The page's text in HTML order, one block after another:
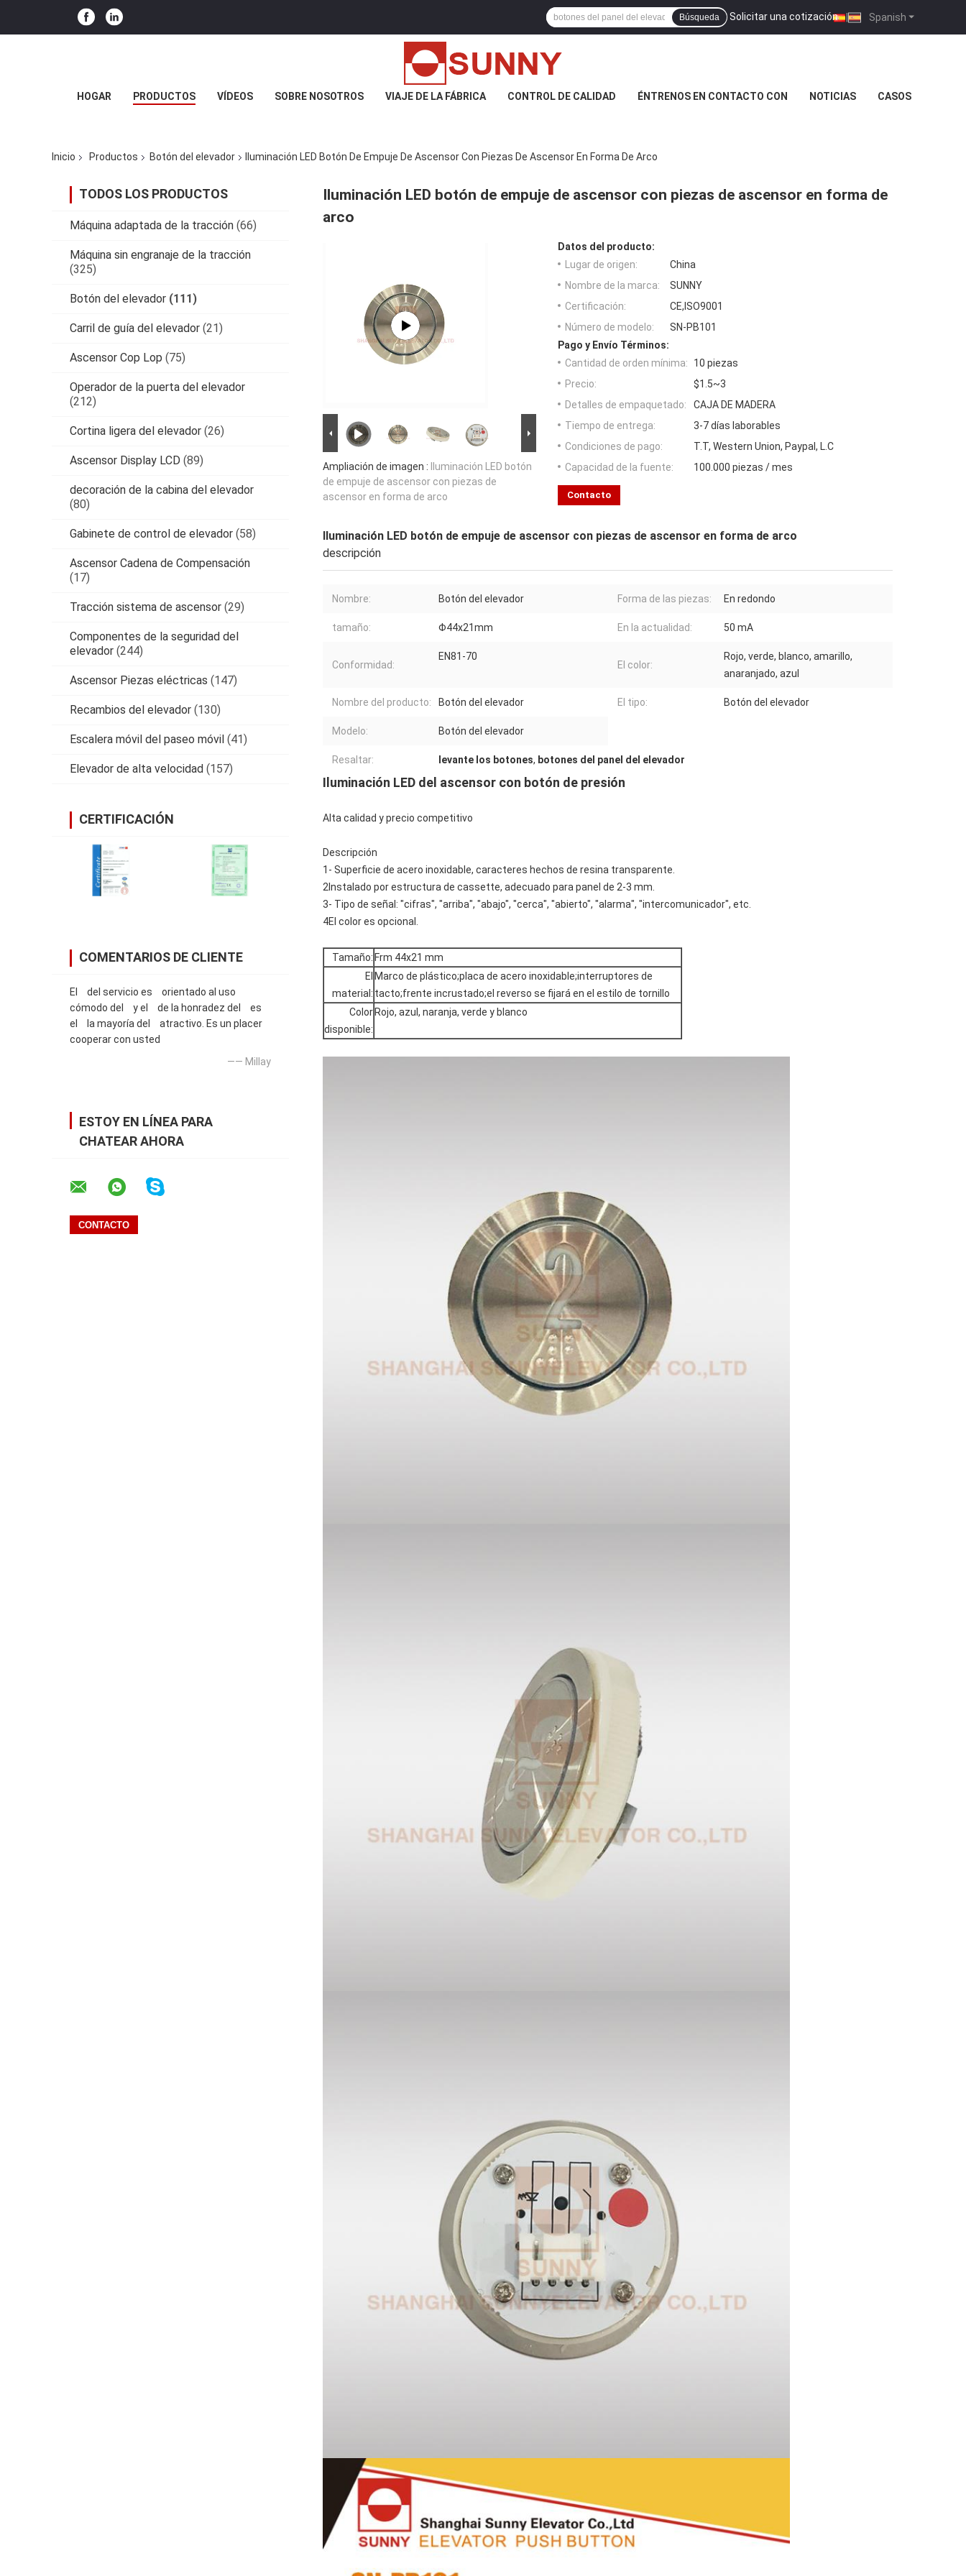
Spanish
Solicitar una cotización |
Búsqueda
HOGAR PRODUCTOS VÍDEOS SOBRE NOSOTROS VIAJE DE LA FÁBRICA CONTROL DE CALIDAD ÉNTRENOS EN CONTACTO CON NOTICIAS CASOS
Inicio Productos Botón del elevador Iluminación LED Botón De Empuje De Ascensor Con Piezas De Ascensor En Forma De Arco
TODOS LOS PRODUCTOS
Máquina adaptada de la tracción (66)
Máquina sin engranaje de la tracción
(325)
Botón del elevador (111)
Carril de guía del elevador (21)
Ascensor Cop Lop (75)
Operador de la puerta del elevador
(212)
Cortina ligera del elevador (26)
Ascensor Display LCD (89)
decoración de la cabina del elevador
(80)
Gabinete de control de elevador (58)
Ascensor Cadena de Compensación
(17)
Tracción sistema de ascensor (29)
Componentes de la seguridad del
elevador (244)
Ascensor Piezas eléctricas (147)
Recambios del elevador (130)
Escalera móvil del paseo móvil (41)
Elevador de alta velocidad (157)
CERTIFICACIÓN
COMENTARIOS DE CLIENTE
El del servicio es orientado al uso
cómodo del y el de la honradez del es
el la mayoría del atractivo. Es un placer
cooperar con usted
—— Millay
ESTOY EN LÍNEA PARA
CHATEAR AHORA
Iluminación LED botón de empuje de ascensor con piezas de ascensor en forma de
arco
Ampliación de imagen :
Iluminación LED botón
de empuje de ascensor con piezas de
ascensor en forma de arco
Datos del producto:
Lugar de origen:
China
Nombre de la marca:
SUNNY
Certificación:
CE,ISO9001
Número de modelo:
SN-PB101
Pago y Envío Términos:
Cantidad de orden mínima:
10 piezas
Precio:
$1.5~3
Detalles de empaquetado:
CAJA DE MADERA
Tiempo de entrega:
3-7 días laborables
Condiciones de pago:
T.T, Western Union, Paypal, L.C
Capacidad de la fuente:
100.000 piezas / mes
Contacto
Iluminación LED botón de empuje de ascensor con piezas de ascensor en forma de arco
descripción
Nombre: Botón del elevador Forma de las piezas: En redondo
tamaño: Φ44x21mm En la actualidad: 50 mA
Conformidad:
EN81-70
El color:
Rojo, verde, blanco, amarillo,
anaranjado, azul
Nombre del producto: Botón del elevador El tipo: Botón del elevador
Modelo: Botón del elevador
Resaltar: levante los botones, botones del panel del elevador
Iluminación LED del ascensor con botón de presión
Alta calidad y precio competitivo
Descripción
1- Superficie de acero inoxidable, caracteres hechos de resina transparente.
2Instalado por estructura de cassette, adecuado para panel de 2-3 mm.
3- Tipo de señal: "cifras", "arriba", "abajo", "cerca", "abierto", "alarma", "intercomunicador", etc.
4El color es opcional.
Tamaño: Frm 44x21 mm
El
material:
Marco de plástico;placa de acero inoxidable;interruptores de
tacto;frente incrustado;el reverso se fijará en el estilo de tornillo
Color
disponible:
Rojo, azul, naranja, verde y blanco